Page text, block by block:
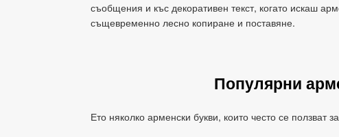
съобщения и къс декоративен текст, когато искаш
същевременно лесно копиране и поставяне.
Популярни
Ето няколко арменски букви, които често се ползват